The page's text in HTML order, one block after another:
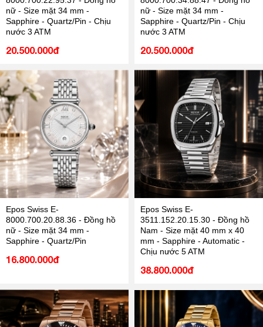
nữ - Size mặt 34 mm -
Sapphire - Quartz/Pin - Chịu
nước 3 ATM
20.500.000đ
nữ - Size mặt 34 mm -
Sapphire - Quartz/Pin - Chịu
nước 3 ATM
20.500.000đ
Epos Swiss E-
8000.700.20.88.36 - Đồng hồ
nữ - Size mặt 34 mm -
Sapphire - Quartz/Pin
16.800.000đ
Epos Swiss E-
3511.152.20.15.30 - Đồng hồ
Nam - Size mặt 40 mm x 40
mm - Sapphire - Automatic -
Chịu nước 5 ATM
38.800.000đ